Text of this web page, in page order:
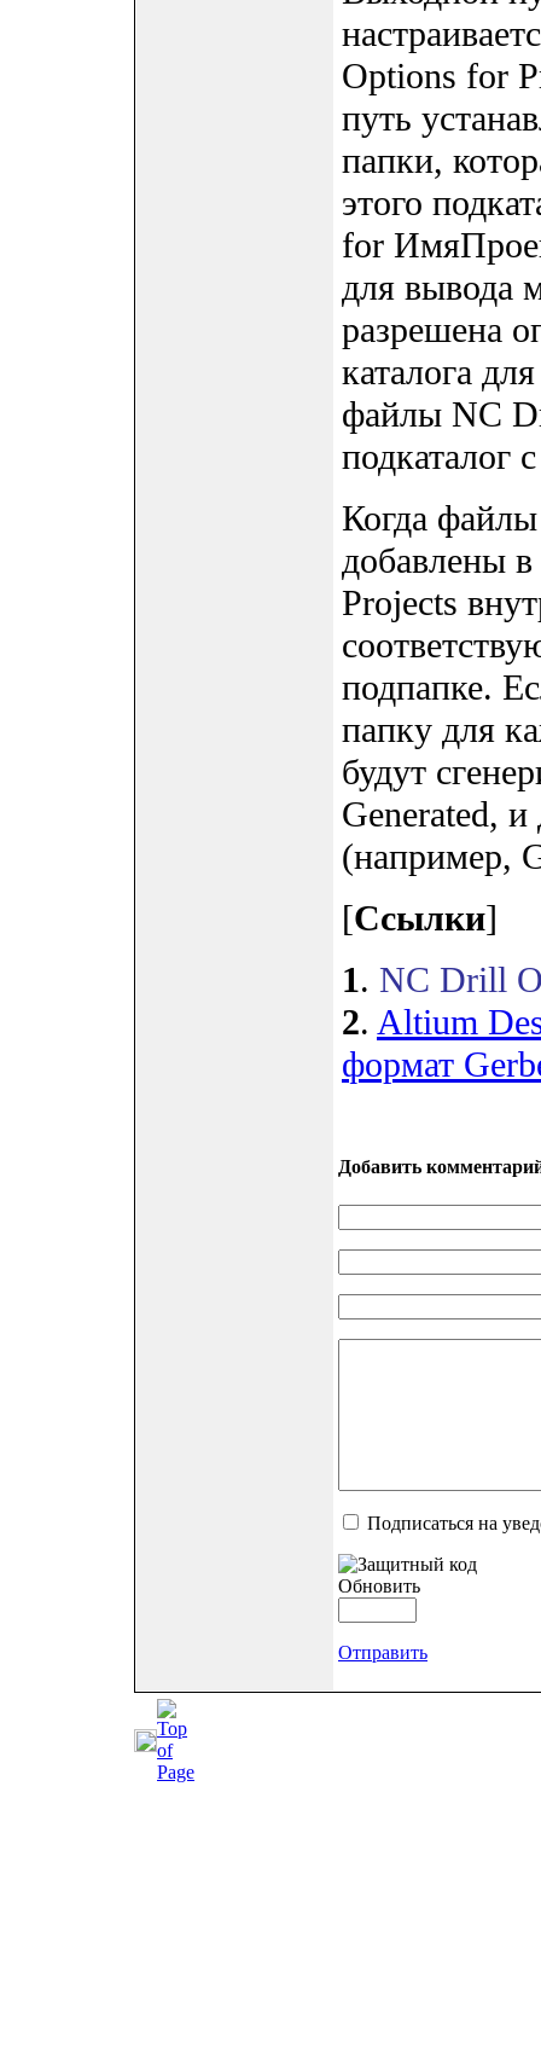
Options for
путь
папки,
этого
for
для вывода
разрешена
каталога
файлы NC
Когда
добавлены в
Projects
подпапке.
папку для
будут
Generated,
(например,
[Ссылки]
1. NC Drill
2. Altium
формат
Добавить
Подписаться на
Обновить
Отправить